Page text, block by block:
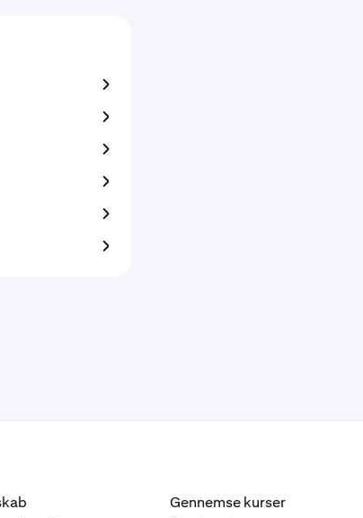
Gennemse kurser